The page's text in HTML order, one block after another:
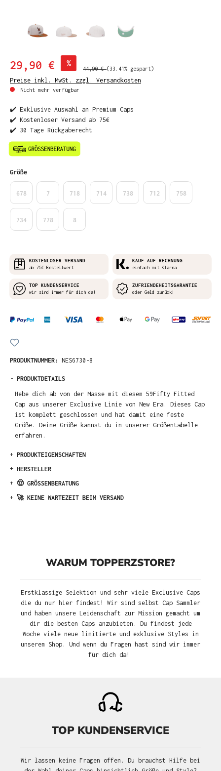
29,90 € %
44,90 €(33.41% gespart)
Preise inkl. MwSt. zzgl. Versandkosten
Nicht mehr verfügbar
✔️ Exklusive Auswahl an Premium Caps
✔️ Kostenloser Versand ab 75€
✔️ 30 Tage Rückgaberecht
Größeauswählen
678 7 718 714 738 712 758
734 778 8
KOSTENLOSER VERSAND
ab 75€ Bestellwert
KAUF AUF RECHNUNG
einfach mit Klarna
TOP KUNDENSERVICE
wir sind immer für dich da!
ZUFRIENDEHEITSGARANTIE
oder Geld zurück!
PRODUKTNUMMER: NES6730-8
- PRODUKTDETAILS
Hebe dich ab von der Masse mit diesem 59Fifty Fitted
Cap aus unserer Exclusive Linie von New Era. Dieses Cap
ist komplett geschlossen und hat damit eine feste
Größe. Deine Größe kannst du in unserer Größentabelle
erfahren.
+ PRODUKTEIGENSCHAFTEN
+ HERSTELLER
+ 🤠 GRÖSSENBERATUNG
+ 🚀 KEINE WARTEZEIT BEIM VERSAND
WARUM TOPPERZSTORE?
Erstklassige Selektion und sehr viele Exclusive Caps
die du nur hier findest! Wir sind selbst Cap Sammler
und haben unsere Leidenschaft zur Mission gemacht um
dir die besten Caps anzubieten. Du findest jede
Woche viele neue limitierte und exklusive Styles in
unserem Shop. Und wenn du Fragen hast sind wir immer
für dich da!
TOP KUNDENSERVICE
Wir lassen keine Fragen offen. Du brauchst Hilfe bei